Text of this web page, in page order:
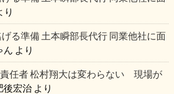
り
る準備 土本瞬部長代行 同業他社に面
より
任者 松村翔大は変わらない 現場が
後宏治より